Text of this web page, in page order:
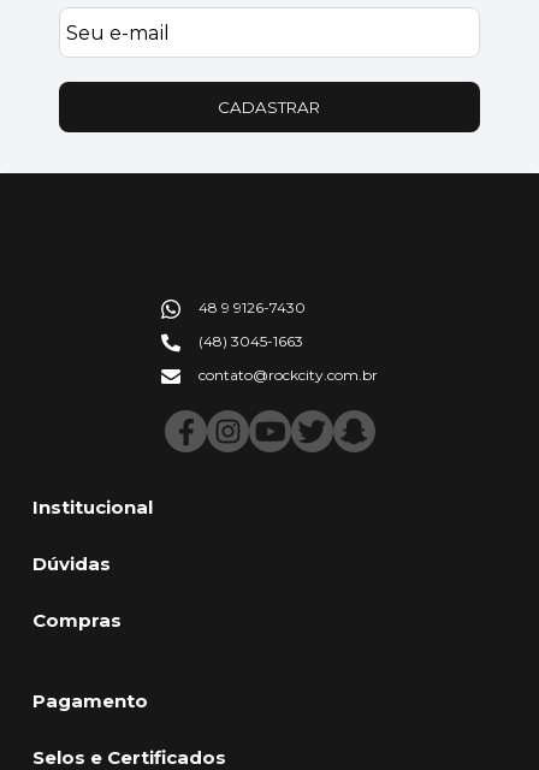
CADASTRAR
Institucional
Dúvidas
Compras
48 9 9126-7430
(48) 3045-1663
contato@rockcity.com.br
Pagamento
Selos e Certificados